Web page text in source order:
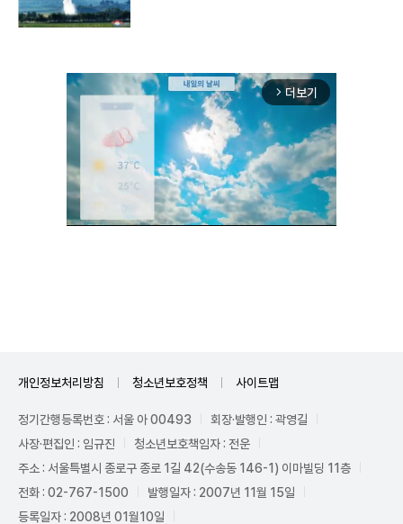
arrow_forward_ios 더보기
개인정보처리방침 청소년보호정책 사이트맵
정기간행등록번호 : 서울 아 00493
회장·발행인 : 곽영길
사장·편집인 : 임규진
청소년보호책임자 : 전운
주소 : 서울특별시 종로구 종로 1길 42(수송동 146-1) 이마빌딩 11층
전화 : 02-767-1500
발행일자 : 2007년 11월 15일
등록일자 : 2008년 01월10일